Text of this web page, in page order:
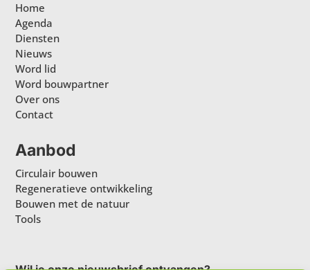
Home
Agenda
Diensten
Nieuws
Word lid
Word bouwpartner
Over ons
Contact
Aanbod
Circulair bouwen
Regeneratieve ontwikkeling
Bouwen met de natuur
Tools